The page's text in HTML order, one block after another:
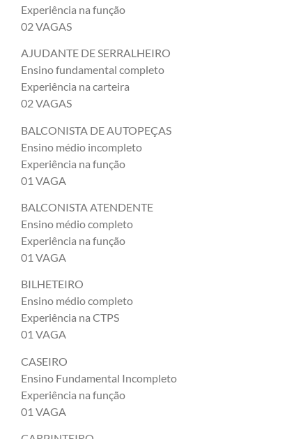
Experiência na função
02 VAGAS
AJUDANTE DE SERRALHEIRO
Ensino fundamental completo
Experiência na carteira
02 VAGAS
BALCONISTA DE AUTOPEÇAS
Ensino médio incompleto
Experiência na função
01 VAGA
BALCONISTA ATENDENTE
Ensino médio completo
Experiência na função
01 VAGA
BILHETEIRO
Ensino médio completo
Experiência na CTPS
01 VAGA
CASEIRO
Ensino Fundamental Incompleto
Experiência na função
01 VAGA